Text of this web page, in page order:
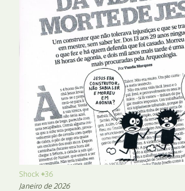
Shock #36
Janeiro de 2026